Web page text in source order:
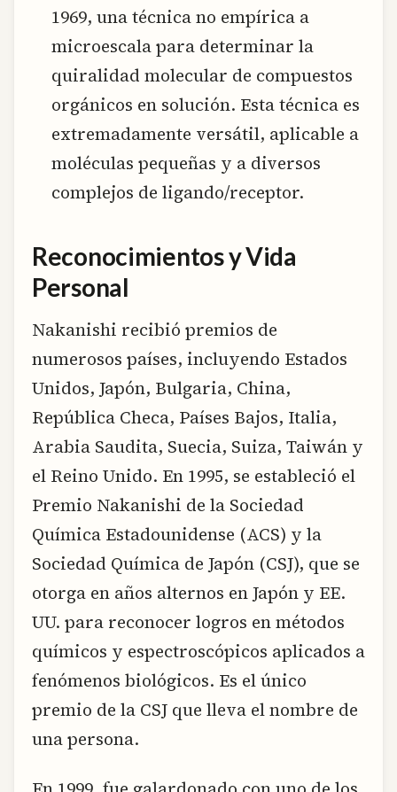
1969, una técnica no empírica a
microescala para determinar la
quiralidad molecular de compuestos
orgánicos en solución. Esta técnica es
extremadamente versátil, aplicable a
moléculas pequeñas y a diversos
complejos de ligando/receptor.
Reconocimientos y Vida
Personal
Nakanishi recibió premios de
numerosos países, incluyendo Estados
Unidos, Japón, Bulgaria, China,
República Checa, Países Bajos, Italia,
Arabia Saudita, Suecia, Suiza, Taiwán y
el Reino Unido. En 1995, se estableció el
Premio Nakanishi de la Sociedad
Química Estadounidense (ACS) y la
Sociedad Química de Japón (CSJ), que se
otorga en años alternos en Japón y EE.
UU. para reconocer logros en métodos
químicos y espectroscópicos aplicados a
fenómenos biológicos. Es el único
premio de la CSJ que lleva el nombre de
una persona.